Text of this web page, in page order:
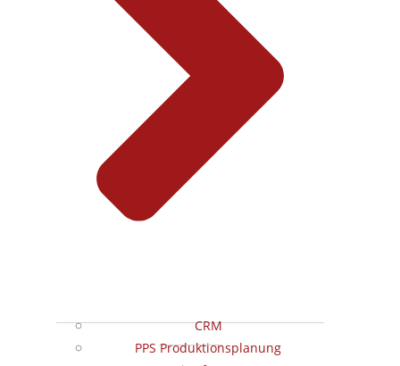
CRM
PPS Produktionsplanung